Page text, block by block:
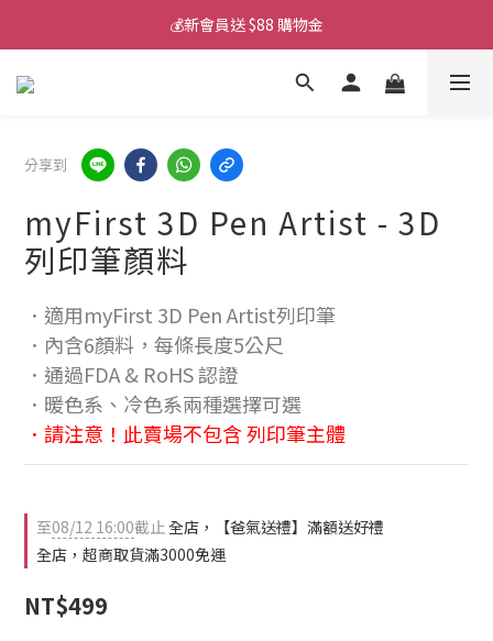
💰新會員送 $88 購物金
💰新會員送 $88 購物金
📱iPhone 17 充電挑選懶人包
分享到
myFirst 3D Pen Artist - 3D
列印筆顏料
．適用myFirst 3D Pen Artist列印筆
．內含6顏料，每條長度5公尺
．通過FDA & RoHS 認證
．暖色系、冷色系兩種選擇可選
．請注意！此賣場不包含 列印筆主體
至08/12 16:00截止全店，【爸氣送禮】滿額送好禮
全店，超商取貨滿3000免運
NT$499